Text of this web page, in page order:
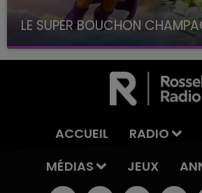
LE SUPER BOUCHON
avec La Famille Champagne FM,
ACCUEIL RADIO
MÉDIAS
JEUX